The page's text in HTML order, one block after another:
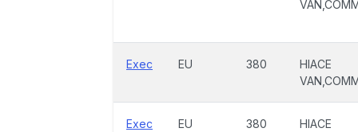
Exec EU 380
HIACE
Exec EU 380
HIACE